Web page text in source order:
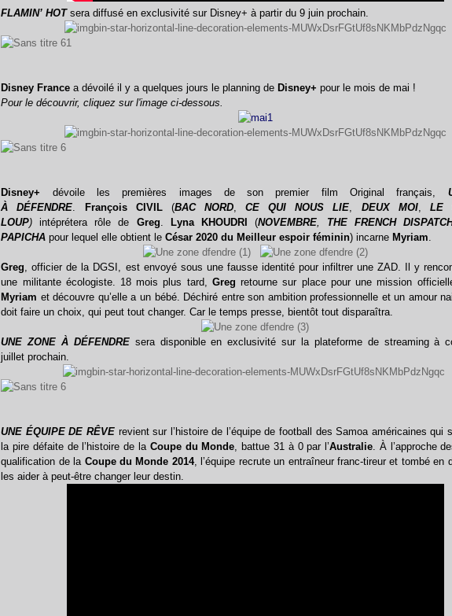
FLAMIN’ HOTsera diffusé en exclusivité sur Disney+ à partir du 9 juin prochain.
Disney France a dévoilé il y a quelques jours le planning de Disney+ pour le mois de mai !
Pour le découvrir, cliquez sur l'image ci-dessous.
Disney+ dévoile les premières images de son premier film Original français,
À DÉFENDRE. François CIVIL(BAC NORD,CE QUI NOUS LIE, DEUX MOI, LE
LOUP) intéprétera rôle de Greg. Lyna KHOUDRI (NOVEMBRE, THE FRENCH
PAPICHA pour lequel elle obtient leCésar 2020 du Meilleur espoir féminin) incarne Myriam.
Greg, officier de la DGSI, est envoyé sous une fausse identité pour infiltrer une ZAD. Il y
une militante écologiste. 18 mois plus tard, Greg retourne sur place pour une mission
Myriam et découvre qu’elle a un bébé. Déchiré entre son ambition professionnelle et un amour
doit faire un choix, qui peut tout changer. Car le temps presse, bientôt tout disparaîtra.
UNE ZONE À DÉFENDREsera disponible en exclusivité sur la plateforme de streaming à
juillet prochain.
UNE ÉQUIPE DE RÊVE revient sur l’histoire de l’équipe de football des Samoa américaines qui
la pire défaite de l’histoire de la Coupe du Monde, battue 31 à 0 par l’Australie. À l’approche
qualification de la Coupe du Monde 2014, l’équipe recrute un entraîneur franc-tireur et tombé en
les aider à peut-être changer leur destin.